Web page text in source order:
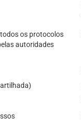
os protocolos
autoridades